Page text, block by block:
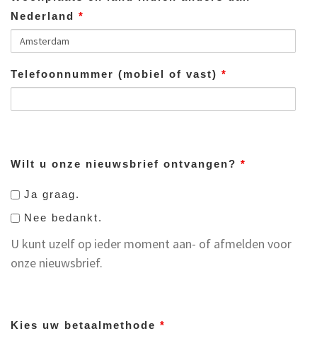
Nederland *
Telefoonnummer (mobiel of vast) *
Wilt u onze nieuwsbrief ontvangen? *
Ja graag.
Nee bedankt.
U kunt uzelf op ieder moment aan- of afmelden voor
onze nieuwsbrief.
Kies uw betaalmethode *